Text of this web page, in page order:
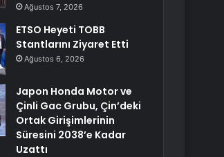
Ağustos 7, 2026
ETSO Heyeti TOBB
Stantlarını Ziyaret Etti
Ağustos 6, 2026
Japon Honda Motor ve
Çinli Gac Grubu, Çin’deki
Ortak Girişimlerinin
Süresini 2038’e Kadar
Uzattı